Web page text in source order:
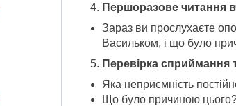
Першоразове читання
Зараз ви прослухаєте
Васильком, і що було
Перевірка сприймання
Яка неприємність
Що було причиною